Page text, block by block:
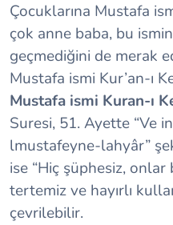
Çocuklarına Mustafa
çok anne baba, bu
geçmediğini de merak
Mustafa ismi Kur’an-ı
Mustafa ismi Kuran-ı
Suresi, 51. Ayette “Ve
lmustafeyne-lahyâr”
ise “Hiç şüphesiz, onlar
tertemiz ve hayırlı
çevrilebilir.